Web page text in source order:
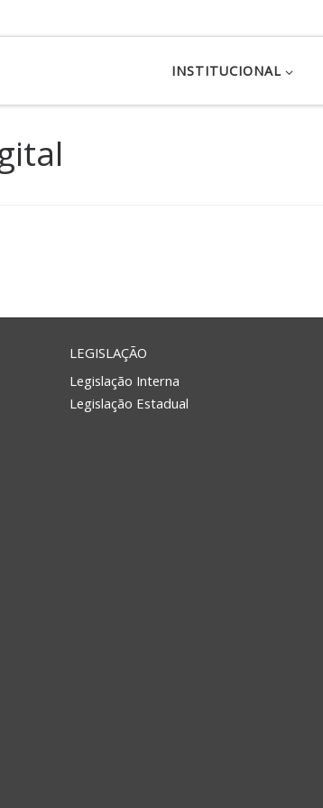
INSTITUCIONAL
LEGISLAÇÃO
Legislação Interna
Legislação Estadual